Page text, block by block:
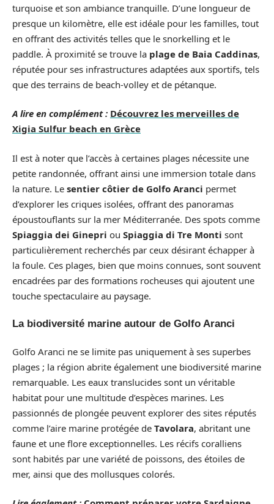
turquoise et son ambiance tranquille. D’une longueur de
presque un kilomètre, elle est idéale pour les familles, tout
en offrant des activités telles que le snorkelling et le
paddle. À proximité se trouve la plage de Baia Caddinas,
réputée pour ses infrastructures adaptées aux sportifs, tels
que des terrains de beach-volley et de pétanque.
A lire en complément : Découvrez les merveilles de
Xigia Sulfur beach en Grèce
Il est à noter que l’accès à certaines plages nécessite une
petite randonnée, offrant ainsi une immersion totale dans
la nature. Le sentier côtier de Golfo Aranci permet
d’explorer les criques isolées, offrant des panoramas
époustouflants sur la mer Méditerranée. Des spots comme
Spiaggia dei Ginepri ou Spiaggia di Tre Monti sont
particulièrement recherchés par ceux désirant échapper à
la foule. Ces plages, bien que moins connues, sont souvent
encadrées par des formations rocheuses qui ajoutent une
touche spectaculaire au paysage.
La biodiversité marine autour de Golfo Aranci
Golfo Aranci ne se limite pas uniquement à ses superbes
plages ; la région abrite également une biodiversité marine
remarquable. Les eaux translucides sont un véritable
habitat pour une multitude d’espèces marines. Les
passionnés de plongée peuvent explorer des sites réputés
comme l’aire marine protégée de Tavolara, abritant une
faune et une flore exceptionnelles. Les récifs coralliens
sont habités par une variété de poissons, des étoiles de
mer, ainsi que des mollusques colorés.